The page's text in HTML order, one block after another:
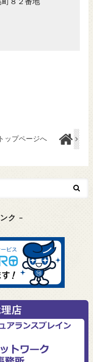
８２番地
トップページへ
ク –